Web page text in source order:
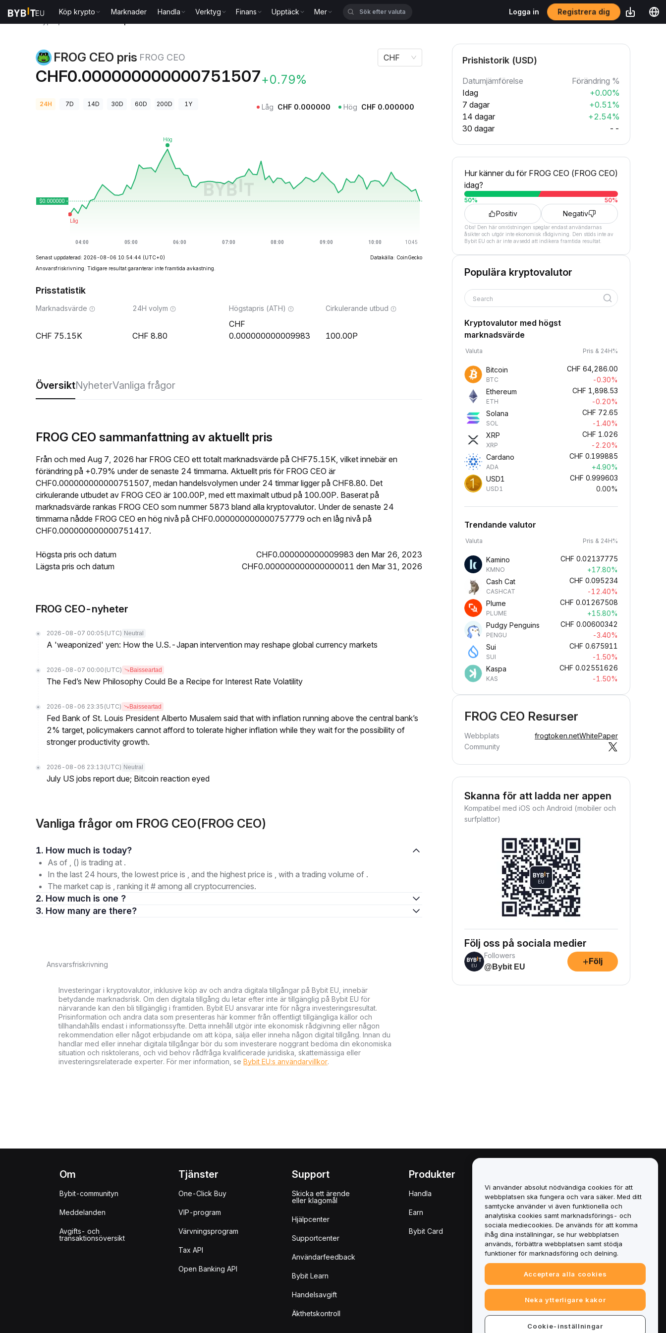
Köp krypto Marknader Handla Verktyg Finans Upptäck Mer Logga in Registrera dig
FROG CEO pris FROG CEO
CHF0.000000000000751507+0.79%
CHF
24H 7D 14D 30D 60D 200D 1Y Låg CHF 0.000000 Hög CHF 0.000000
Senast uppdaterad: 2026-08-06 10:54:44 (UTC+0)
Datakälla: CoinGecko
Ansvarsfriskrivning: Tidigare resultat garanterar inte framtida avkastning.
Prisstatistik
Marknadsvärde
75.15K
24H volym
8.80
Högstapris (ATH)
0.000000000009983
Cirkulerande utbud
100.00P
ÖversiktNyheterVanliga frågor
FROG CEO sammanfattning av aktuellt pris
Från och med Aug 7, 2026 har FROG CEO ett totalt marknadsvärde på CHF75.15K, vilket innebär en
förändring på +0.79% under de senaste 24 timmarna. Aktuellt pris för FROG CEO är
CHF0.000000000000751507, medan handelsvolymen under 24 timmar ligger på CHF8.80. Det
cirkulerande utbudet av FROG CEO är 100.00P, med ett maximalt utbud på 100.00P. Baserat på
marknadsvärde rankas FROG CEO som nummer 5873 bland alla kryptovalutor. Under de senaste 24
timmarna nådde FROG CEO en hög nivå på CHF0.000000000000757779 och en låg nivå på
CHF0.000000000000751417.
Högsta pris och datum
CHF0.000000000009983 den Mar 26, 2023
Lägsta pris och datum
CHF0.000000000000000011 den Mar 31, 2026
FROG CEO-nyheter
2026-08-07 00:05 (UTC) Neutral
A 'weaponized' yen: How the U.S.-Japan intervention may reshape global currency markets
2026-08-07 00:00 (UTC) Baisseartad
The Fed’s New Philosophy Could Be a Recipe for Interest Rate Volatility
2026-08-06 23:35 (UTC) Baisseartad
Fed Bank of St. Louis President Alberto Musalem said that with inflation running above the central bank’s
2% target, policymakers cannot afford to tolerate higher inflation while they wait for the possibility of
stronger productivity growth.
2026-08-06 23:13 (UTC) Neutral
July US jobs report due; Bitcoin reaction eyed
Vanliga frågor om FROG CEO(FROG CEO)
1. How much is today?
As of , () is trading at .
In the last 24 hours, the lowest price is , and the highest price is , with a trading volume of .
The market cap is , ranking it # among all cryptocurrencies.
2. How much is one ?
3. How many are there?
Ansvarsfriskrivning
Investeringar i kryptovalutor, inklusive köp av och andra digitala tillgångar på Bybit EU, innebär
betydande marknadsrisk. Om den digitala tillgång du letar efter inte är tillgänglig på Bybit EU för
närvarande kan den bli tillgänglig i framtiden. Bybit EU ansvarar inte för några investeringsresultat.
Prisinformation och andra data som presenteras här kommer från offentligt tillgängliga källor och
tillhandahålls endast i informationssyfte. Detta innehåll utgör inte ekonomisk rådgivning eller någon
rekommendation eller något erbjudande om att köpa, sälja eller inneha någon digital tillgång. Innan du
handlar med eller innehar digitala tillgångar bör du som investerare noggrant bedöma din ekonomiska
situation och risktolerans, och vid behov rådfråga kvalificerade juridiska, skattemässiga eller
investeringsrelaterade experter. För mer information, se Bybit EU:s användarvillkor.
Prishistorik (USD)
Datumjämförelse
Förändring %
Idag
+0.00%
7 dagar
+0.51%
14 dagar
+2.54%
30 dagar
--
Hur känner du för FROG CEO (FROG CEO)
idag?
50% 50%
Positiv Negativ
Obs! Den här omröstningen speglar endast användarnas
åsikter och utgör inte ekonomisk rådgivning. Den stöds inte av
Bybit EU och är inte avsedd att indikera framtida resultat.
Populära kryptovalutor
Search
Kryptovalutor med högst
marknadsvärde
Valuta Pris & 24H%
Bitcoin
BTC
CHF 64,286.00
-0.30%
Ethereum
ETH
CHF 1,898.53
-0.20%
Solana
SOL
CHF 72.65
-1.40%
XRP
XRP
CHF 1.026
-2.20%
Cardano
ADA
CHF 0.199885
+4.90%
USD1
USD1
CHF 0.999603
0.00%
Trendande valutor
Valuta Pris & 24H%
Kamino
KMNO
CHF 0.02137775
+17.80%
Cash Cat
CASHCAT
CHF 0.095234
-12.40%
Plume
PLUME
CHF 0.01267508
+15.80%
Pudgy Penguins
PENGU
CHF 0.00600342
-3.40%
Sui
SUI
CHF 0.675911
-1.50%
Kaspa
KAS
CHF 0.02551626
-1.50%
FROG CEO Resurser
Webbplats frogtoken.netWhitePaper
Community
Skanna för att ladda ner appen
Kompatibel med iOS och Android (mobiler och
surfplattor)
Följ oss på sociala medier
Followers
@Bybit EU
+ Följ
Om
Bybit-communityn
Meddelanden
Avgifts- och
transaktionsöversikt
Tjänster
One-Click Buy
VIP-program
Värvningsprogram
Tax API
Open Banking API
Support
Skicka ett ärende
eller klagomål
Hjälpcenter
Supportcenter
Användarfeedback
Bybit Learn
Handelsavgift
Äkthetskontroll
Produkter
Handla
Earn
Bybit Card
Policy för intressekonflikter
Sammanfattning av policyn
för depåförvaring och
administration
ESG-information
Crypto-Asset White Papers
Vi använder absolut nödvändiga cookies för att
webbplatsen ska fungera och vara säker. Med ditt
samtycke använder vi även funktionella och
analytiska cookies samt marknadsförings- och
sociala mediecookies. De används för att komma
ihåg dina inställningar, se hur webbplatsen
används, förbättra webbplatsen samt stödja
funktioner för marknadsföring och delning.
Acceptera alla cookies
Neka ytterligare kakor
Cookie-inställningar